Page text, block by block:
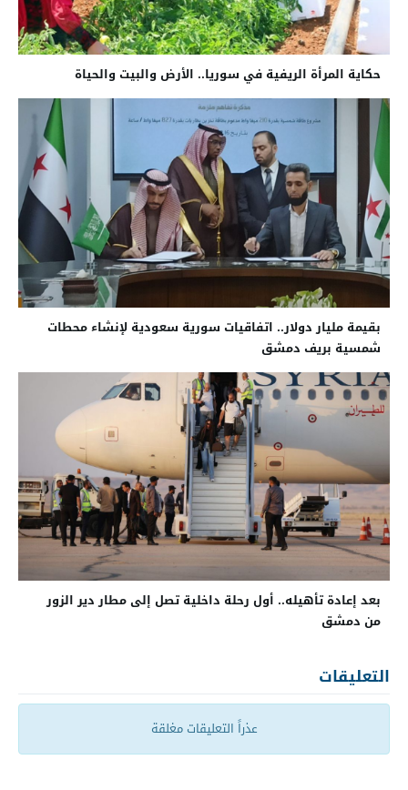
حكاية المرأة الريفية في سوريا.. الأرض والبيت والحياة
بقيمة مليار دولار.. اتفاقيات سورية سعودية لإنشاء محطات
شمسية بريف دمشق
بعد إعادة تأهيله.. أول رحلة داخلية تصل إلى مطار دير الزور
من دمشق
التعليقات
عذراً التعليقات مغلقة